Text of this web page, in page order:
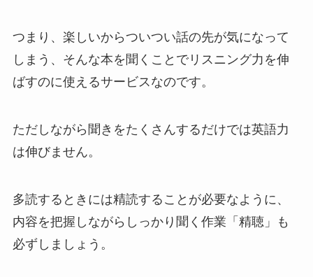
つまり、楽しいからついつい話の先が気になって
しまう、そんな本を聞くことでリスニング力を伸
ばすのに使えるサービスなのです。
ただしながら聞きをたくさんするだけでは英語力
は伸びません。
多読するときには精読することが必要なように、
内容を把握しながらしっかり聞く作業「精聴」も
必ずしましょう。